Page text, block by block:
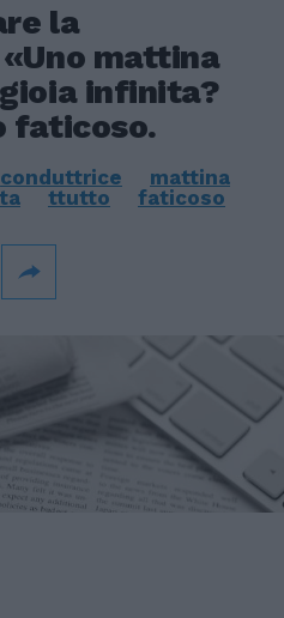
la
mattina
infinita?
faticoso.
conduttrice
mattina
ttutto faticoso